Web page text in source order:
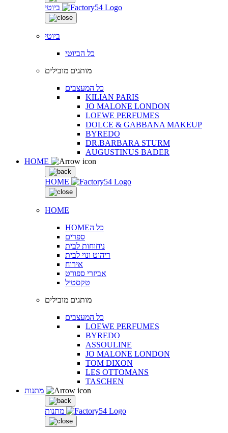
ביוטי
ביוטי
כל הביוטי
מותגים מובילים
כל המעצבים
KILIAN PARIS
JO MALONE LONDON
LOEWE PERFUMES
DOLCE & GABBANA MAKEUP
BYREDO
DR.BARBARA STURM
AUGUSTINUS BADER
HOME
HOME
HOME
HOMEכל ה
ספרים
ניחוחות לבית
ריהוט ונוי לבית
אירוח
אביזרי ספורט
טקסטיל
מותגים מובילים
כל המעצבים
LOEWE PERFUMES
BYREDO
ASSOULINE
JO MALONE LONDON
TOM DIXON
LES OTTOMANS
TASCHEN
מתנות